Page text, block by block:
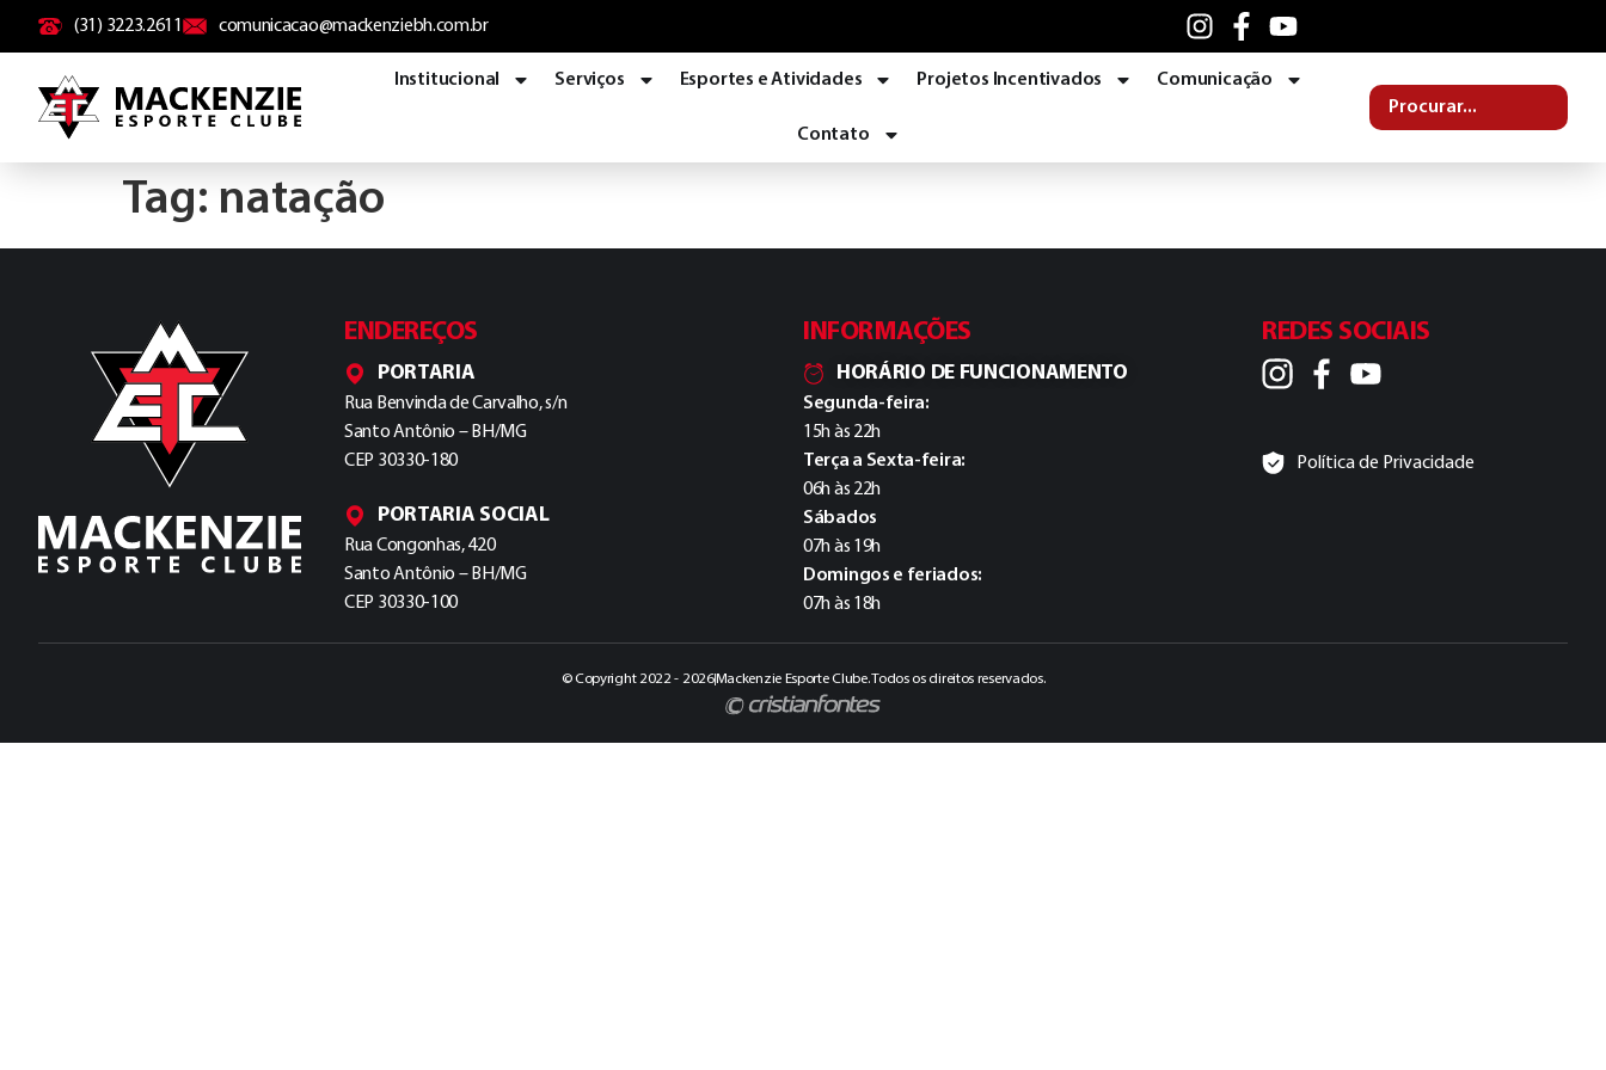
conteúdo
(31) 3223.2611 comunicacao@mackenziebh.com.br
Institucional Serviços Esportes e Atividades Projetos Incentivados Comunicação
Contato
Tag: natação
ENDEREÇOS
PORTARIA
Rua Benvinda de Carvalho, s/n
Santo Antônio – BH/MG
CEP 30330-180
PORTARIA SOCIAL
Rua Congonhas, 420
Santo Antônio – BH/MG
CEP 30330-100
INFORMAÇÕES
HORÁRIO DE FUNCIONAMENTO
Segunda-feira:
15h às 22h
Terça a Sexta-feira:
06h às 22h
Sábados
07h às 19h
Domingos e feriados:
07h às 18h
REDES SOCIAIS
Política de Privacidade
© Copyright 2022 - 2026Mackenzie Esporte Clube. Todos os direitos reservados.